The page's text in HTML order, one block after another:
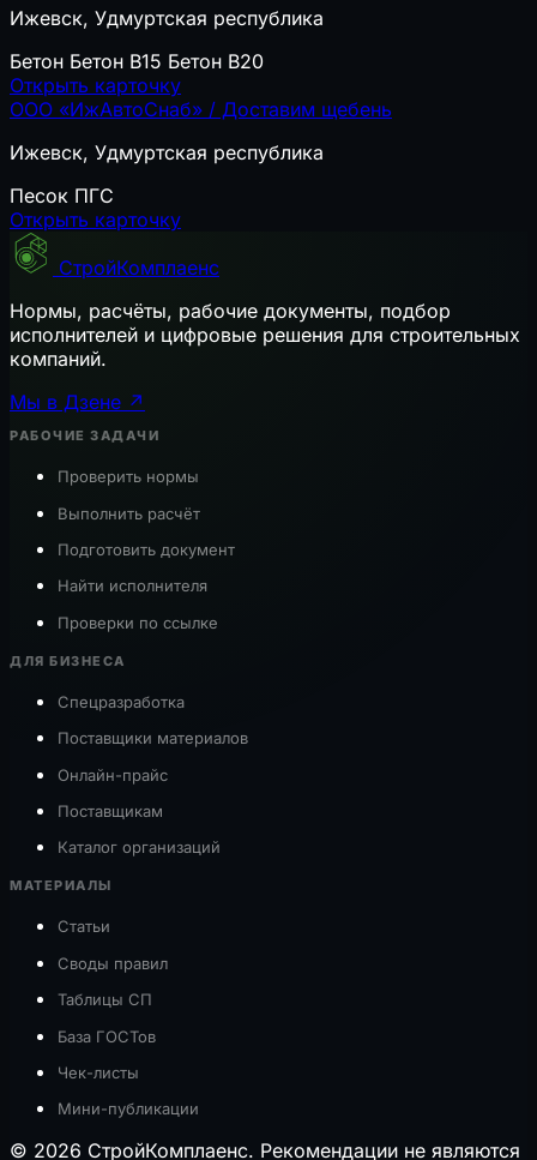
Ижевск, Удмуртская республика
Бетон Бетон B15 Бетон B20
Открыть карточку
ООО «ИжАвтоСнаб» / Доставим щебень
Ижевск, Удмуртская республика
Песок ПГС
Открыть карточку
СтройКомплаенс
Нормы, расчёты, рабочие документы, подбор
исполнителей и цифровые решения для строительных
компаний.
Мы в Дзене ↗
РАБОЧИЕ ЗАДАЧИ
Проверить нормы
Выполнить расчёт
Подготовить документ
Найти исполнителя
Проверки по ссылке
ДЛЯ БИЗНЕСА
Спецразработка
Поставщики материалов
Онлайн-прайс
Поставщикам
Каталог организаций
МАТЕРИАЛЫ
Статьи
Своды правил
Таблицы СП
База ГОСТов
Чек-листы
Мини-публикации
© 2026 СтройКомплаенс. Рекомендации не являются